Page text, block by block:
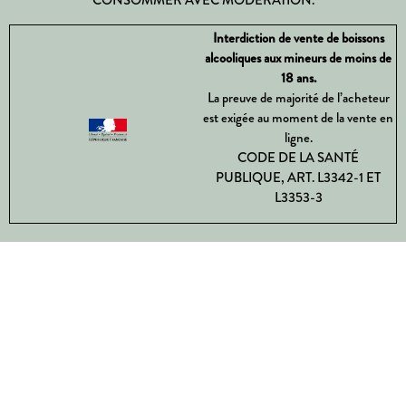
Interdiction de vente de boissons
alcooliques aux mineurs de moins de
18 ans.
La preuve de majorité de l’acheteur
est exigée au moment de la vente en
ligne.
CODE DE LA SANTÉ
PUBLIQUE, ART. L3342-1 ET
L3353-3